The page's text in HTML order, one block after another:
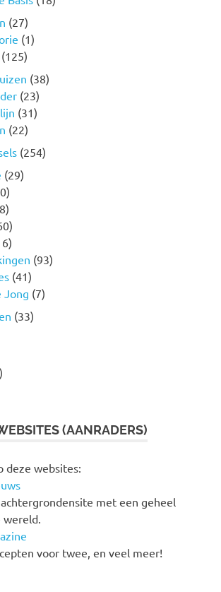
(27)
(1)
(125)
(38)
(23)
(31)
(22)
(254)
(29)
(93)
(41)
Jong (7)
(33)
(AANRADERS)
deze websites:
met een geheel
wereld.
voor twee, en veel meer!